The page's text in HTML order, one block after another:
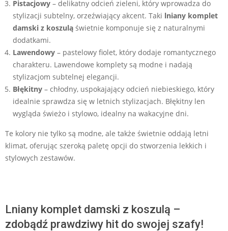
Pistacjowy – delikatny odcień zieleni, który wprowadza do
stylizacji subtelny, orzeźwiający akcent. Taki lniany komplet
damski z koszulą świetnie komponuje się z naturalnymi
dodatkami.
Lawendowy – pastelowy fiolet, który dodaje romantycznego
charakteru. Lawendowe komplety są modne i nadają
stylizacjom subtelnej elegancji.
Błękitny – chłodny, uspokajający odcień niebieskiego, który
idealnie sprawdza się w letnich stylizacjach. Błękitny len
wygląda świeżo i stylowo, idealny na wakacyjne dni.
Te kolory nie tylko są modne, ale także świetnie oddają letni
klimat, oferując szeroką paletę opcji do stworzenia lekkich i
stylowych zestawów.
Lniany komplet damski z koszulą –
zdobądź prawdziwy hit do swojej szafy!